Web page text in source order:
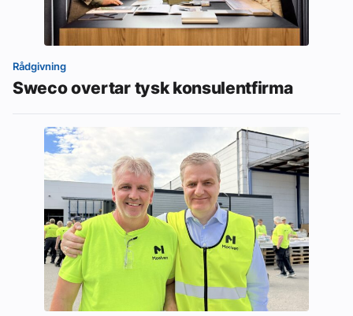
Rådgivning
Sweco overtar tysk konsulentfirma